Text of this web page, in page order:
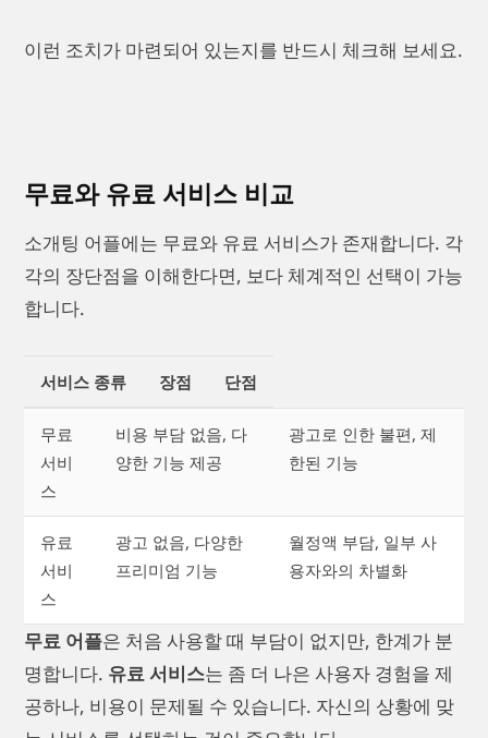
이런 조치가 마련되어 있는지를 반드시 체크해 보세요.
무료와 유료 서비스 비교
소개팅 어플에는 무료와 유료 서비스가 존재합니다. 각
각의 장단점을 이해한다면, 보다 체계적인 선택이 가능
합니다.
서비스 종류 장점 단점
무료
서비
스
비용 부담 없음, 다
양한 기능 제공
광고로 인한 불편, 제
한된 기능
유료
서비
스
광고 없음, 다양한
프리미엄 기능
월정액 부담, 일부 사
용자와의 차별화
무료 어플은 처음 사용할 때 부담이 없지만, 한계가 분
명합니다. 유료 서비스는 좀 더 나은 사용자 경험을 제
공하나, 비용이 문제될 수 있습니다. 자신의 상황에 맞